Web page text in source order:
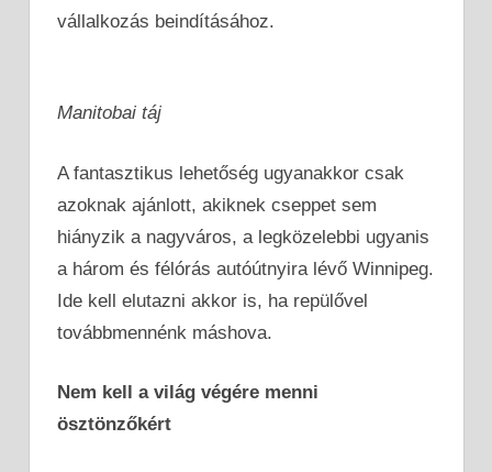
vállalkozás beindításához.
Manitobai táj
A fantasztikus lehetőség ugyanakkor csak
azoknak ajánlott, akiknek cseppet sem
hiányzik a nagyváros, a legközelebbi ugyanis
a három és félórás autóútnyira lévő Winnipeg.
Ide kell elutazni akkor is, ha repülővel
továbbmennénk máshova.
Nem kell a világ végére menni
ösztönzőkért